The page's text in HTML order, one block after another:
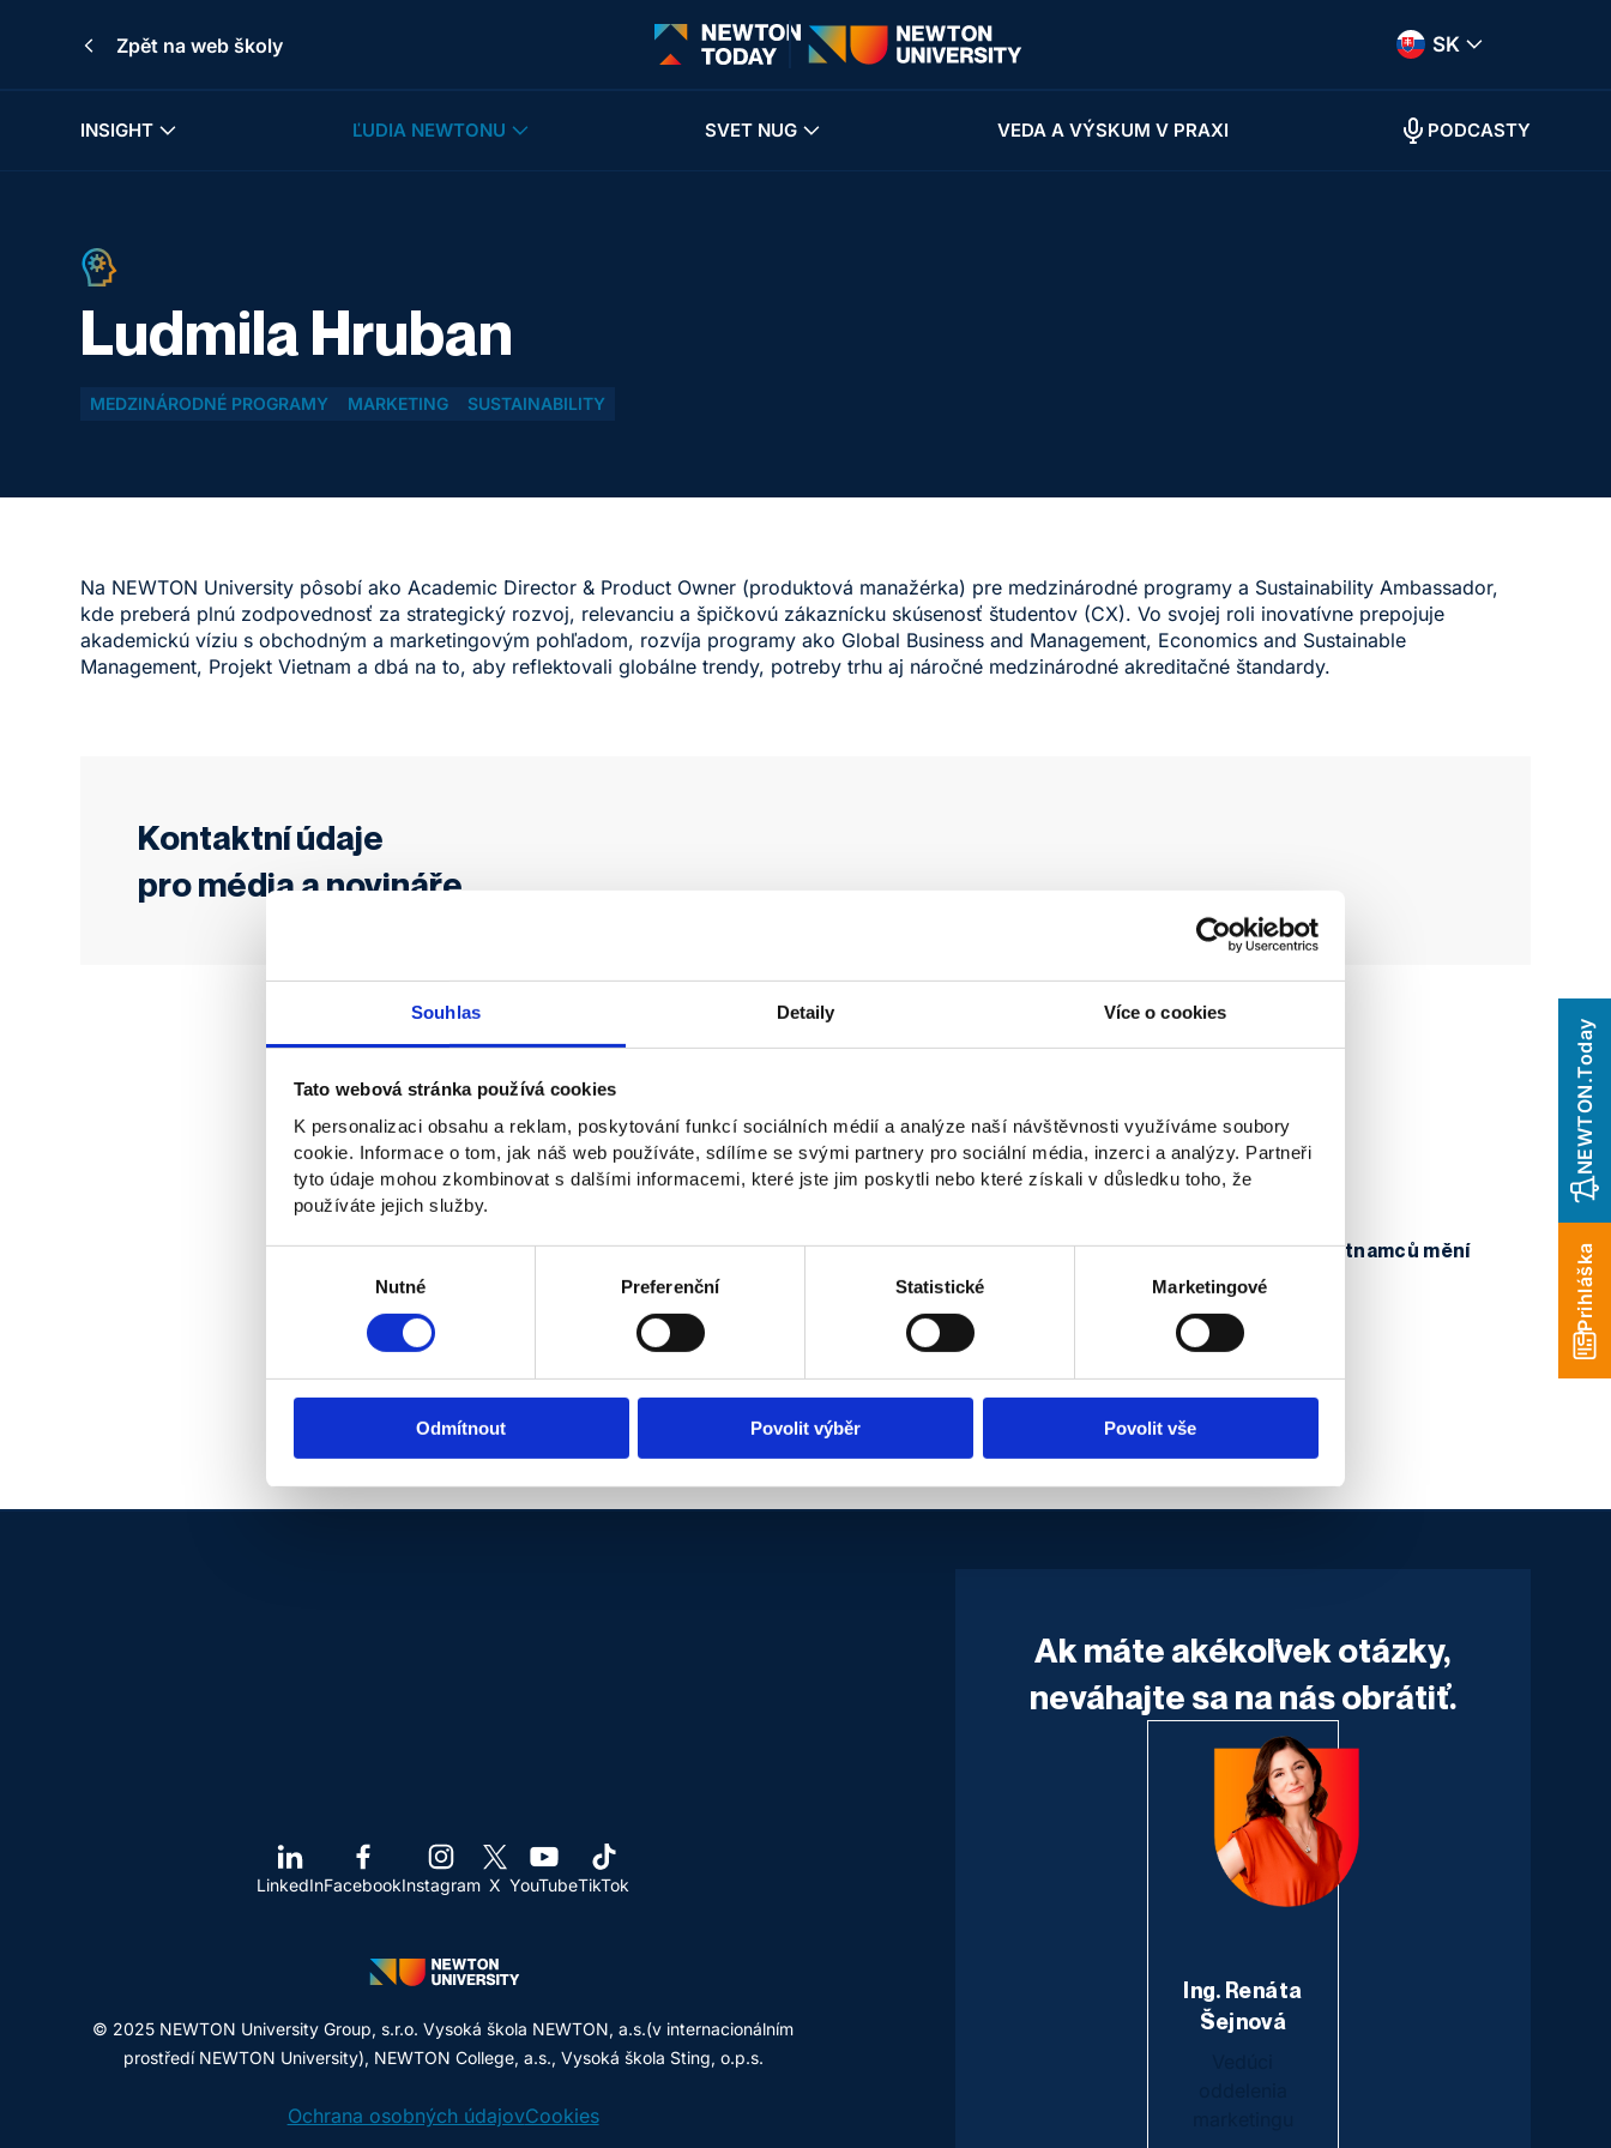
Souhlas Detaily Více o cookies
Tato webová stránka používá cookies
K personalizaci obsahu a reklam, poskytování funkcí sociálních médií a analýze naší návštěvnosti využíváme soubory
cookie. Informace o tom, jak náš web používáte, sdílíme se svými partnery pro sociální média, inzerci a analýzy. Partneři
tyto údaje mohou zkombinovat s dalšími informacemi, které jste jim poskytli nebo které získali v důsledku toho, že
používáte jejich služby.
Nutné Preferenční Statistické Marketingové
Odmítnout Povolit výběr Povolit vše
Zpět na web školy SK
INSIGHT ĽUDIA NEWTONU SVET NUG VEDA A VÝSKUM V PRAXI PODCASTY
Prihláška
NEWTON.Today
Ludmila Hruban
MEDZINÁRODNÉ PROGRAMY MARKETING SUSTAINABILITY
Na NEWTON University pôsobí ako Academic Director & Product Owner (produktová manažérka) pre medzinárodné programy a Sustainability Ambassador,
kde preberá plnú zodpovednosť za strategický rozvoj, relevanciu a špičkovú zákaznícku skúsenosť študentov (CX). Vo svojej roli inovatívne prepojuje
akademickú víziu s obchodným a marketingovým pohľadom, rozvíja programy ako Global Business and Management, Economics and Sustainable
Management, Projekt Vietnam a dbá na to, aby reflektovali globálne trendy, potreby trhu aj náročné medzinárodné akreditačné štandardy.
Kontaktní údaje
pro média a novináře
Moje články
Insights Ekonomika a biznis Vyučujúci a lektori Svet NUG Štúdium a vzdelávanie
Insights
Udržateľnosť nie je téma, ale spôsob
myslenia
Jak druhá generace Vietnamců mění
Česko
Insights
„Tričko za tisícku môže byť lacnejšie
než to za stovku,“ hovorí Ludmila
Hruban
LinkedInFacebookInstagram X YouTubeTikTok
© 2025 NEWTON University Group, s.r.o. Vysoká škola NEWTON, a.s.(v internacionálním
prostředí NEWTON University), NEWTON College, a.s., Vysoká škola Sting, o.p.s.
Ochrana osobných údajovCookies
Ak máte akékoľvek otázky,
neváhajte sa na nás obrátiť.
Ing. Renáta
Šejnová